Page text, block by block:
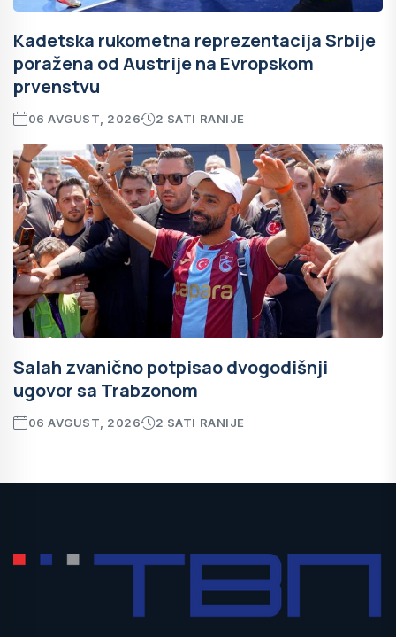
Kadetska rukometna reprezentacija Srbije
poražena od Austrije na Evropskom
prvenstvu
06 AVGUST, 2026 2 SATI RANIJE
Salah zvanično potpisao dvogodišnji
ugovor sa Trabzonom
06 AVGUST, 2026 2 SATI RANIJE